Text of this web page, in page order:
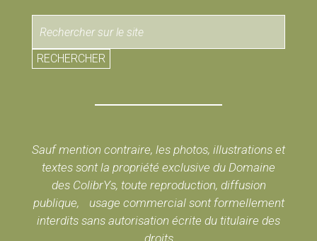
RECHERCHER
Sauf mention contraire, les photos, illustrations et
textes sont la propriété exclusive du Domaine
des ColibrYs, toute reproduction, diffusion
publique, usage commercial sont formellement
interdits sans autorisation écrite du titulaire des
droits